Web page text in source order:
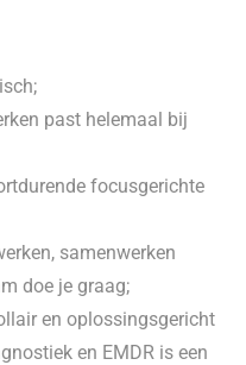
past helemaal bij
focusgerichte
samenwerken
doe je graag;
en oplossingsgericht
en EMDR is een